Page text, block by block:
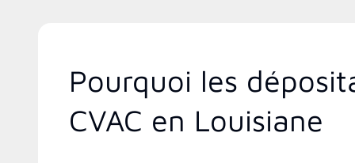
Pourquoi les
CVAC en Louisiane